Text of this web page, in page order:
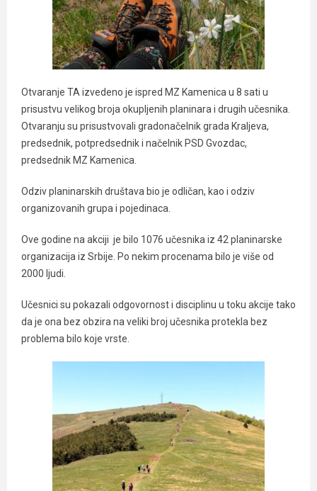
Otvaranje TA izvedeno je ispred MZ Kamenica u 8 sati u
prisustvu velikog broja okupljenih planinara i drugih učesnika.
Otvaranju su prisustvovali gradonačelnik grada Kraljeva,
predsednik, potpredsednik i načelnik PSD Gvozdac,
predsednik MZ Kamenica.
Odziv planinarskih društava bio je odličan, kao i odziv
organizovanih grupa i pojedinaca.
Ove godine na akciji je bilo 1076 učesnika iz 42 planinarske
organizacija iz Srbije. Po nekim procenama bilo je više od
2000 ljudi.
Učesnici su pokazali odgovornost i disciplinu u toku akcije tako
da je ona bez obzira na veliki broj učesnika protekla bez
problema bilo koje vrste.